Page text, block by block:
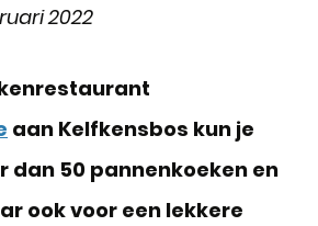
2022
aan Kelfkensbos kun je
dan 50 pannenkoeken en
ook voor een lekkere